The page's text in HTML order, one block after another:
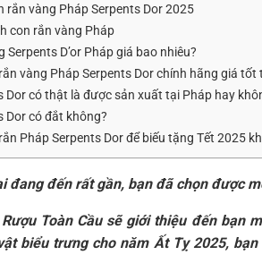
rắn vàng Pháp Serpents Dor 2025
con rắn vàng Pháp
D’or Pháp giá bao nhiêu?
vàng Pháp Serpents Dor chính hãng giá tốt
Dor có thật là được sản xuất tại Pháp hay
Dor có đắt không?
Pháp Serpents Dor để biếu tặng Tết 2025
đang đến rất gần, bạn đã chọn được
Rượu Toàn Cầu sẽ giới thiệu đến
biểu trưng cho năm Ất Tỵ 2025,